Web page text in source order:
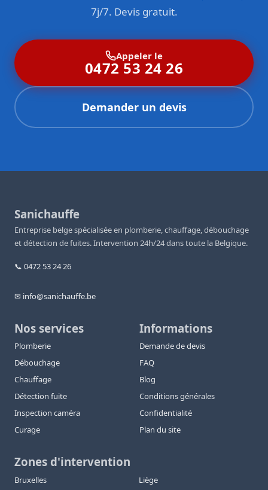
7j/7. Devis gratuit.
Appeler le
0472 53 24 26
Demander un devis
Sanichauffe
Entreprise belge spécialisée en plomberie, chauffage, débouchage
et détection de fuites. Intervention 24h/24 dans toute la Belgique.
📞 0472 53 24 26
✉ info@sanichauffe.be
Nos services
Plomberie
Débouchage
Chauffage
Détection fuite
Inspection caméra
Curage
Informations
Demande de devis
FAQ
Blog
Conditions générales
Confidentialité
Plan du site
Zones d'intervention
Bruxelles Liège